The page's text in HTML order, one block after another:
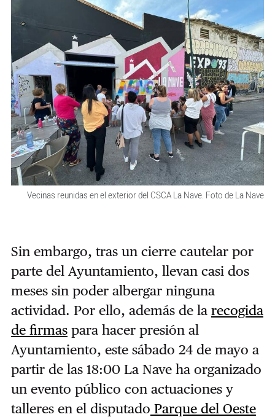
Vecinas reunidas en el exterior del CSCA La Nave. Foto de La Nave
Sin embargo, tras un cierre cautelar por
parte del Ayuntamiento, llevan casi dos
meses sin poder albergar ninguna
actividad. Por ello, además de la recogida
de firmaspara hacer presión al
Ayuntamiento, este sábado 24 de mayo a
partir de las 18:00 La Nave ha organizado
un evento público con actuaciones y
talleres en el disputado Parque del Oeste